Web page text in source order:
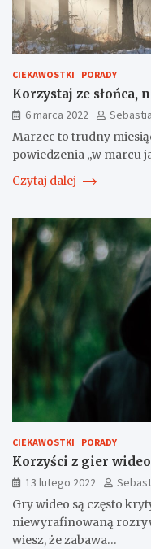
CIEKAWOSTKI PORADY
Korzystaj ze słońca,
6 marca 2022
Marzec to trudny
powiedzenia „w marcu
Czytaj dalej
CIEKAWOSTKI PORADY
Korzyści z gier
13 lutego 2022
Gry wideo są często
niewyrafinowaną
wiesz, że zabawa…